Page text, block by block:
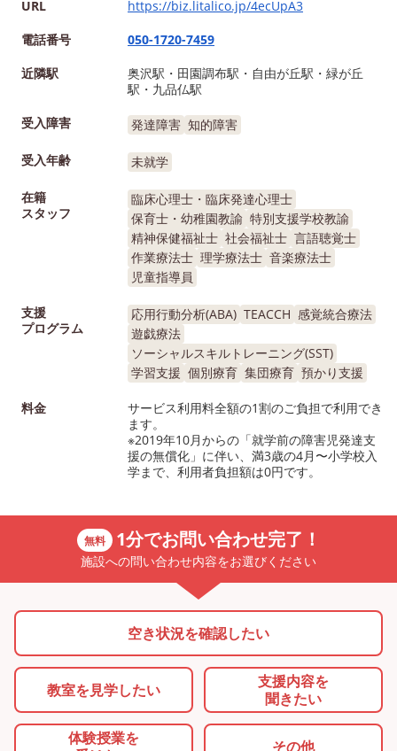
は、お気軽にお問い合わせく
ださい！ お問い合わせ窓口
ニア自由が丘教室
URL
https://biz.litalico.jp/4ecUpA3
電話番号
050-1720-7459
近隣駅
奥沢駅・田園調布駅・自由が丘駅・緑が丘
駅・九品仏駅
受入障害
発達障害 知的障害
受入年齢 未就学
在籍
スタッフ
臨床心理士・臨床発達心理士
保育士・幼稚園教諭 特別支援学校教諭
精神保健福祉士 社会福祉士 言語聴覚士
作業療法士 理学療法士 音楽療法士
児童指導員
支援
プログラム
応用行動分析(ABA) TEACCH 感覚統合療法
遊戯療法
ソーシャルスキルトレーニング(SST)
学習支援 個別療育 集団療育 預かり支援
料金
サービス利用料全額の1割のご負担で利用でき
ます。
※2019年10月からの「就学前の障害児発達支
援の無償化」に伴い、満3歳の4月〜小学校入
学まで、利用者負担額は0円です。
無料 1分でお問い合わせ完了！
施設への問い合わせ内容をお選びください
空き状況を確認したい
教室を見学したい
支援内容を
聞きたい
体験授業を
その他